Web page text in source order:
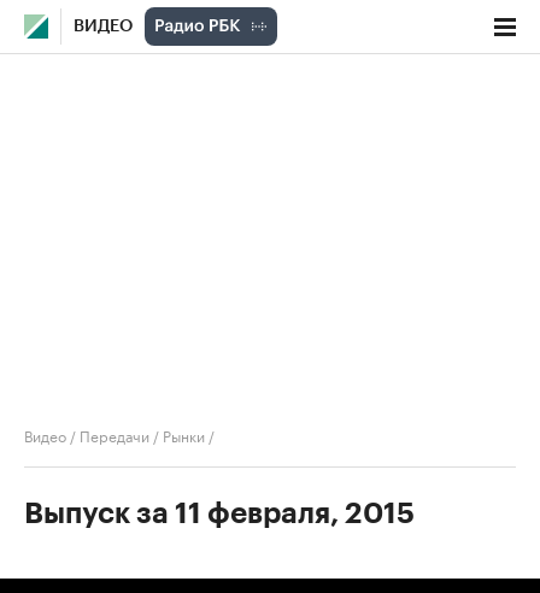
ВИДЕО
Видео / Передачи / Рынки /
Выпуск за 11 февраля, 2015